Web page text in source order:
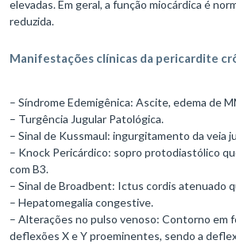
elevadas. Em geral, a função miocárdica é
reduzida.
Manifestações clínicas da pericardite
– Síndrome Edemigênica: Ascite, edema de
– Turgência Jugular Patológica.
– Sinal de Kussmaul: ingurgitamento da veia
– Knock Pericárdico: sopro protodiastólico
com B3.
– Sinal de Broadbent: Ictus cordis atenuado
– Hepatomegalia congestive.
– Alterações no pulso venoso: Contorno em
deflexões X e Y proeminentes, sendo a